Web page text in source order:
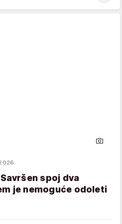
spoj dva
je nemoguće odoleti